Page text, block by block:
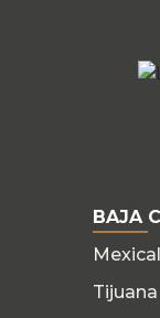
BAJA
Tijuana